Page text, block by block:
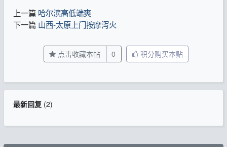
上一篇 哈尔滨高低端爽
下一篇 山西-太原上门按摩泻火
点击收藏本帖 0 积分购买本贴
最新回复(2)